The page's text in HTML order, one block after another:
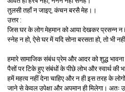
तुलसी तहाँ न जाइए, कंचन बरसै मेह।।
उत्तर :
जिस घर के लोग मेहमान को आया देखकर प्रसन्न न
स्नेह न हो, ऐसे घर में यदि सोना बरसता हो, तो भी
हमारे सामाजिक संबंध प्रेम और आदर को शुद्ध
पैसों पर टिके हुए संबंधों के पीछे लोभ और स्वार्थ की
हमें महत्व नहीं देना चाहिए और न ही इस तरह के
जाने से केवल उपेक्षा और अपमान ही मिलेगा। अतः